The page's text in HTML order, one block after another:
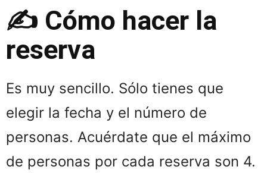
✍️ Cómo hacer la
reserva
Es muy sencillo. Sólo tienes que
elegir la fecha y el número de
personas. Acuérdate que el máximo
de personas por cada reserva son 4.